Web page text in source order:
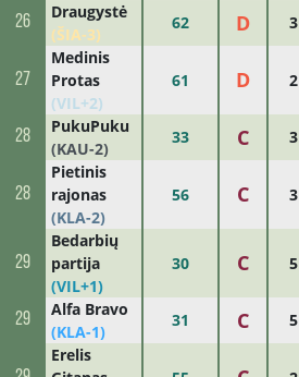
26
Draugystė
(ŠIA-3)
62 D 3
27
Medinis
Protas
(VIL+2)
61 D 2
28
PukuPuku
(KAU-2)
33 C 3
28
Pietinis
rajonas
(KLA-2)
56 C 3
29
Bedarbių
partija
(VIL+1)
30 C 5
29
Alfa Bravo
(KLA-1)
31 C 5
Erelis